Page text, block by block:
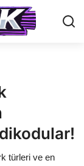
türleri ve en